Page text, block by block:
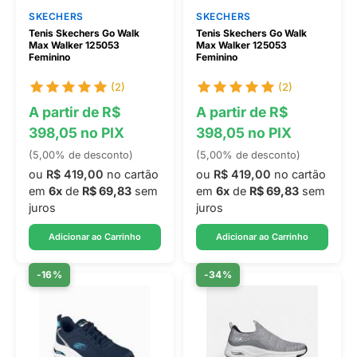
SKECHERS
Tenis Skechers Go Walk
Max Walker 125053
Feminino
(2)
A partir de R$
398,05 no PIX
(5,00% de desconto)
ou R$ 419,00 no cartão
em 6x de R$ 69,83 sem
juros
Adicionar ao Carrinho
SKECHERS
Tenis Skechers Go Walk
Max Walker 125053
Feminino
(2)
A partir de R$
398,05 no PIX
(5,00% de desconto)
ou R$ 419,00 no cartão
em 6x de R$ 69,83 sem
juros
Adicionar ao Carrinho
-16% -34%